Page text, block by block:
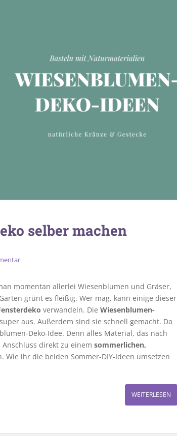
selber machen
momentan allerlei Wiesenblumen und Gräser,
grünt es fleißig. Wer mag, kann einige dieser
verwandeln. Die Wiesenblumen-
aus. Außerdem sind sie schnell gemacht. Da
Deko-Idee. Denn alles Material, das nach
direkt zu einem sommerlichen,
Wie ihr die beiden Sommer-DIY-Ideen umsetzen
WEITERLESEN